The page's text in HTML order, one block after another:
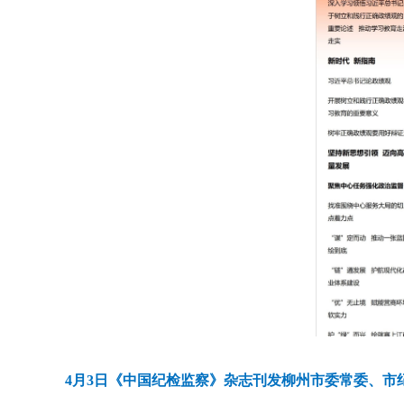
4月3日《中国纪检监察》杂志刊发柳州市委常委、